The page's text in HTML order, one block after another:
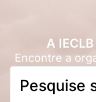
A
Encontre a